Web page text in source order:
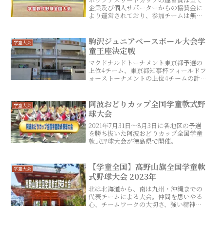
企業及び個人サポーターからの協賛金に
より運営されており、参加チームは無料
となっている。
学童大会
駒沢ジュニアベースボール大会学
童王座決定戦
マクドナルドトーナメント東京都予選の
上位4チーム、東京都知事杯フィールドフ
ォーストーナメントの上位4チームの計8
学童大会
阿波おどりカップ全国学童軟式野
球大会
2021年7月31日～8月3日に各地区の予選
を勝ち抜いた阿波おどりカップ全国学童
軟式野球大会が徳島県で開催。
学童大会
【学童全国】高野山旗全国学童軟
式野球大会 2023年
北は北海道から、南は九州・沖縄までの
代表チームによる大会。仲間を思いやる
心、チームワークの大切さ、強い精神力